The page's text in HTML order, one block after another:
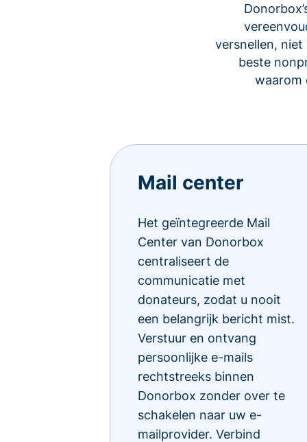
versnellen,
beste
waarom
Mail center
Het geïntegreerde Mail
Center van Donorbox
centraliseert de
communicatie met
donateurs, zodat u nooit
een belangrijk bericht mist.
Verstuur en ontvang
persoonlijke e-mails
rechtstreeks binnen
Donorbox zonder over te
schakelen naar uw e-
mailprovider. Verbind